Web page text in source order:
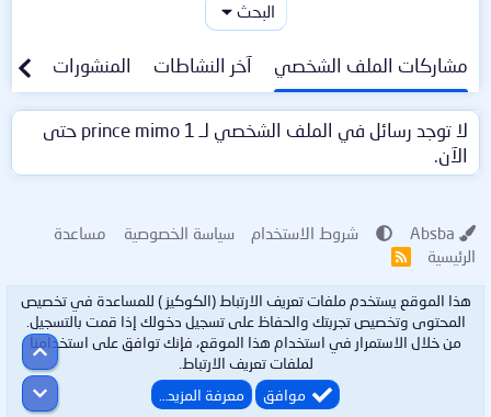
البحث
مشاركات الملف الشخصي آخر النشاطات المنشورات
لا توجد رسائل في الملف الشخصي لـ 1 prince mimo حتى
الآن.
شروط الاستخدام سياسة الخصوصية
مساعدة
الرئيسية
R
هذا الموقع يستخدم ملفات تعريف الارتباط (الكوكيز ) للمساعدة في تخصيص
المحتوى وتخصيص تجربتك والحفاظ على تسجيل دخولك إذا قمت بالتسجيل.
من خلال الاستمرار في استخدام هذا الموقع، فإنك توافق على استخدامنا
لملفات تعريف الارتباط.
موافق
معرفة المزيد…
أعلى